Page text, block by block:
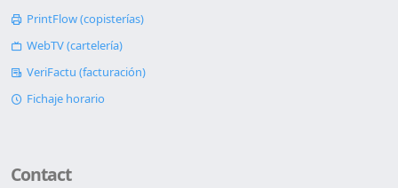
PrintFlow (copisterías)
WebTV (cartelería)
VeriFactu (facturación)
Fichaje horario
Contact